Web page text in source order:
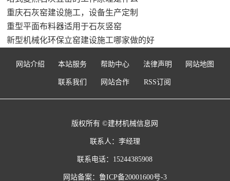
重庆石灰窑建设施工，设备生产定制
重型平面布料器适用于石灰竖窑
新型机械化环保立窑建设施工哪家做的好
网站介绍 本站服务 帮助中心 法律声明 网站地图
联系我们 网站合作 RSS订阅
版权所有 ©建材机械信息网
联系人：李经理
联系电话：15244385908
网站备案： 鲁ICP备20001600号-3